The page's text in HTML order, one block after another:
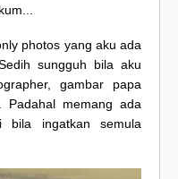
photos yang aku ada
sungguh bila aku
gambar papa
memang ada
bila ingatkan semula